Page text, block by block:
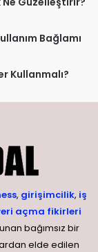
Bağlamı
Kullanmalı?
, girişimcilik, iş
açma fikirleri
bağımsız bir
elde edilen